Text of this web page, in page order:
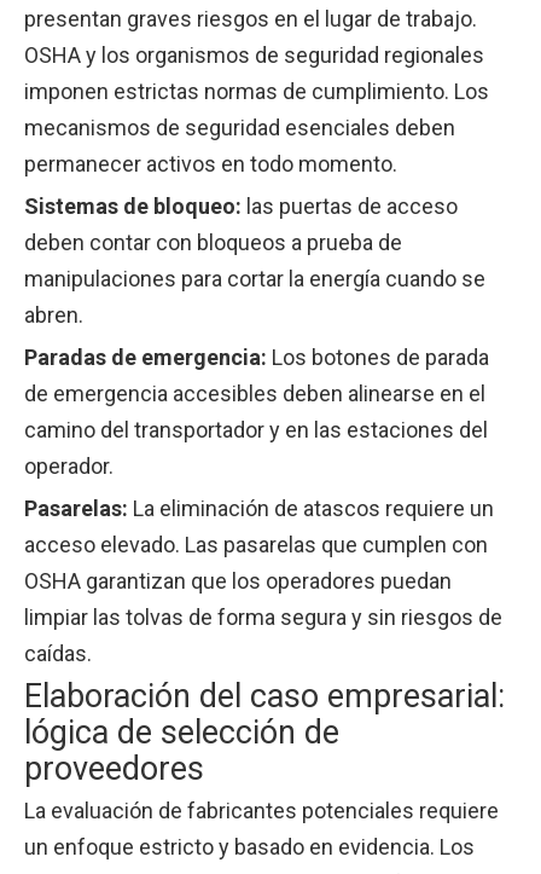
presentan graves riesgos en el lugar de trabajo.
OSHA y los organismos de seguridad regionales
imponen estrictas normas de cumplimiento. Los
mecanismos de seguridad esenciales deben
permanecer activos en todo momento.
Sistemas de bloqueo: las puertas de acceso
deben contar con bloqueos a prueba de
manipulaciones para cortar la energía cuando se
abren.
Paradas de emergencia: Los botones de parada
de emergencia accesibles deben alinearse en el
camino del transportador y en las estaciones del
operador.
Pasarelas: La eliminación de atascos requiere un
acceso elevado. Las pasarelas que cumplen con
OSHA garantizan que los operadores puedan
limpiar las tolvas de forma segura y sin riesgos de
caídas.
Elaboración del caso empresarial:
lógica de selección de
proveedores
La evaluación de fabricantes potenciales requiere
un enfoque estricto y basado en evidencia. Los